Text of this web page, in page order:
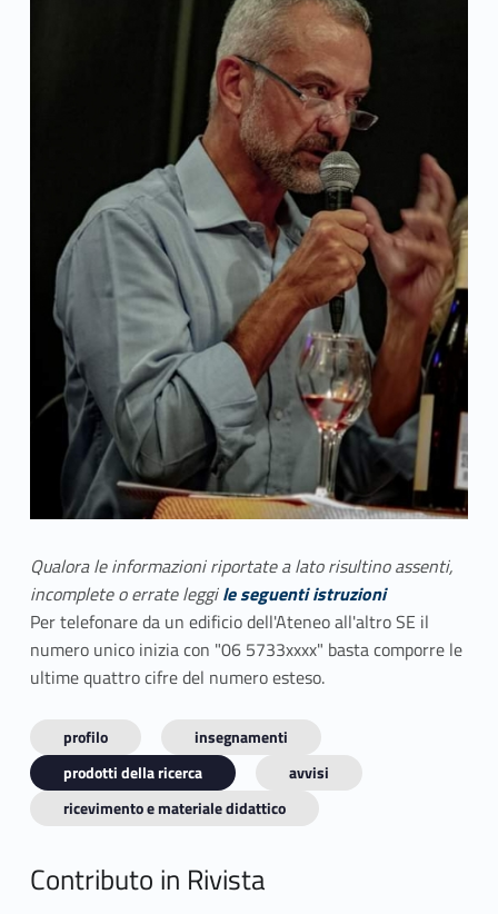
Qualora le informazioni riportate a lato risultino assenti,
incomplete o errate leggile seguenti istruzioni
Per telefonare da un edificio dell'Ateneo all'altro SE il
numero unico inizia con "06 5733xxxx" basta comporre le
ultime quattro cifre del numero esteso.
profilo
insegnamenti
prodotti della ricerca
avvisi
ricevimento e materiale didattico
Contributo in Rivista